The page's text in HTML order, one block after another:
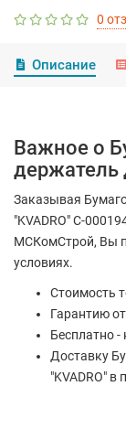
0
Описание
Важное о
держатель
Заказывая
"KVADRO" С-
МСКомСтрой, Вы
условиях.
Стоимость
Гарантию
Бесплатно -
Доставку
"KVADRO"